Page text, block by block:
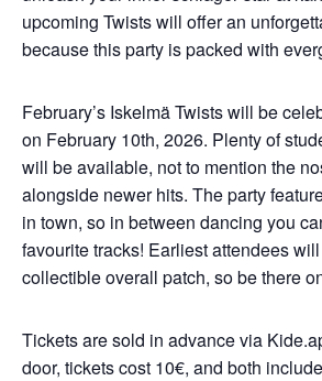
upcoming Twists will offer an
because this party is packed with
February’s Iskelmä Twists will be
on February 10th, 2026. Plenty of
will be available, not to mention the
alongside newer hits. The party
in town, so in between dancing you
favourite tracks! Earliest attendees
collectible overall patch, so be there
Tickets are sold in advance via
door, tickets cost 10€, and both